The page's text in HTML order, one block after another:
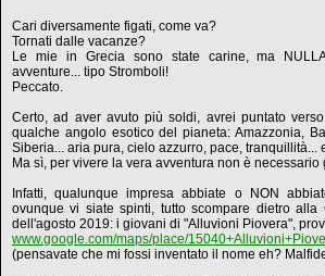
Cari diversamente figati, come va?
Tornati dalle vacanze?
Le mie in Grecia sono state carine, ma
avventure... tipo Stromboli!
Peccato.
Certo, ad aver avuto più soldi, avrei puntato
qualche angolo esotico del pianeta: Amazzonia,
Siberia... aria pura, cielo azzurro, pace, tranquillità...
Ma sì, per vivere la vera avventura non è necessario
Infatti, qualunque impresa abbiate o NON
ovunque vi siate spinti, tutto scompare dietro alla
dell'agosto 2019: i giovani di "Alluvioni Piovera",
www.google.com/maps/place/
(pensavate che mi fossi inventato il nome eh?